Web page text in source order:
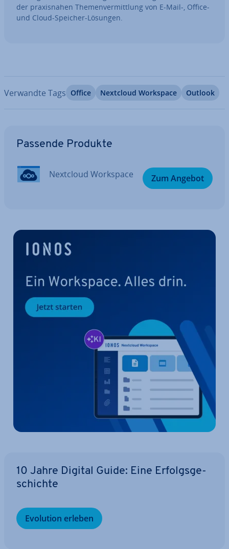
der pra­xis­na­hen The­men­ver­mitt­lung von E-Mail-, Office-
und Cloud-Speicher-Lösungen.
Verwandte Tags Office Nextcloud Workspace Outlook
Passende Produkte
Nextcloud Workspace Zum Angebot
10 Jahre Digital Guide: Eine Er­folgs­ge­
schich­te
Evolution erleben